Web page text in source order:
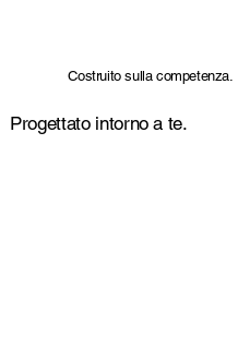
Costruito sulla competenza.
Progettato intorno a te.